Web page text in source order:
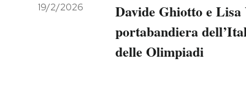
19/2/2026
Davide Ghiotto e
portabandiera
delle Olimpiadi